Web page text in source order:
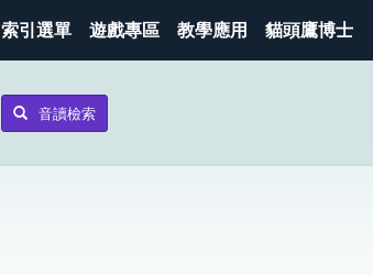
索引選單 遊戲專區 教學應用 貓頭鷹博士
音讀檢索